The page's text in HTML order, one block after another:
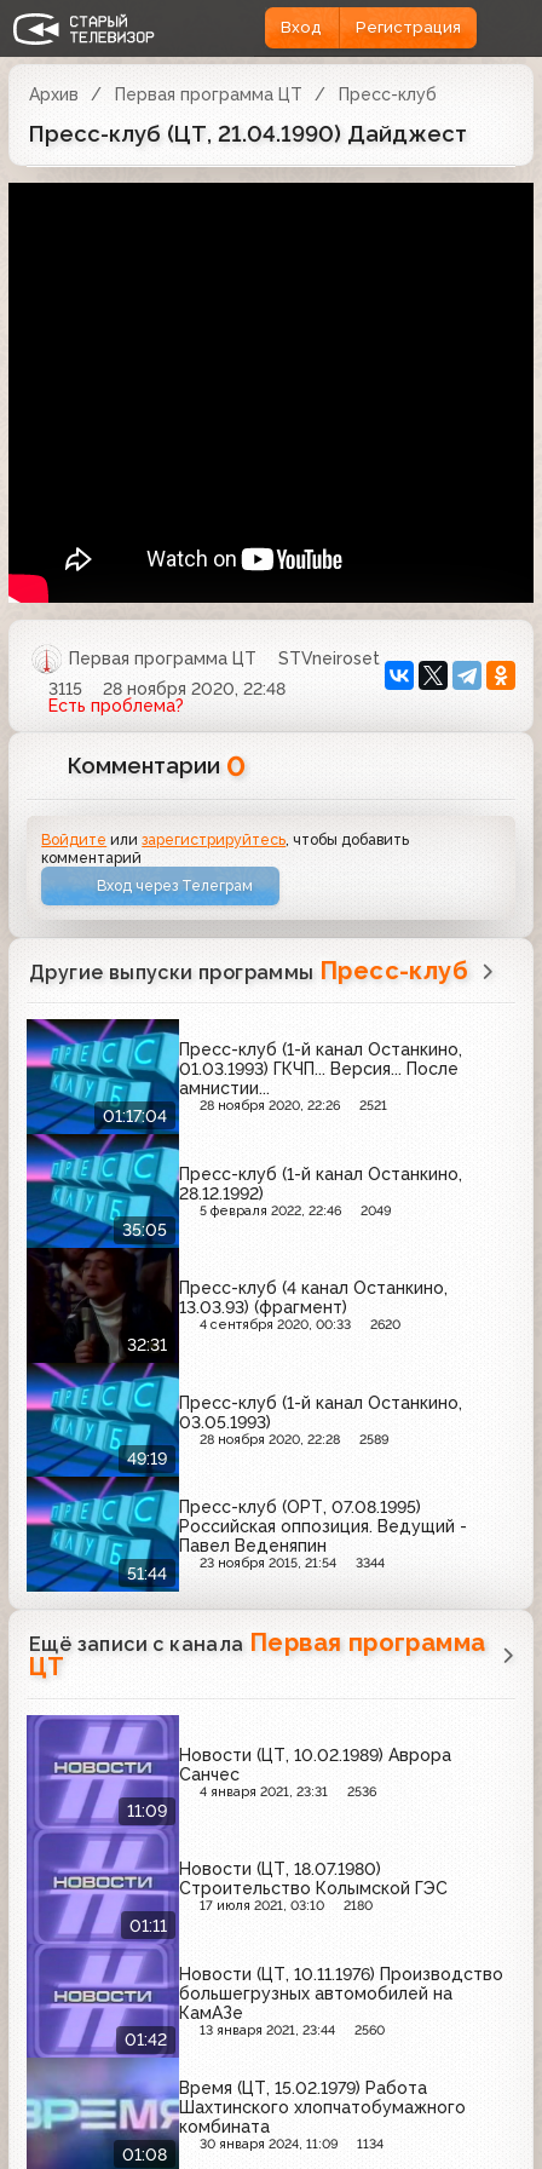
Вход Регистрация
Архив Первая программа ЦТ Пресс-клуб
Пресс-клуб (ЦТ, 21.04.1990) Дайджест
Первая программа ЦТ
STVneiroset
3115
28 ноября 2020, 22:48
Есть проблема?
Комментарии 0
Войдите илизарегистрируйтесь , чтобы добавить
комментарий
Вход через Телеграм
Другие выпуски программы Пресс-клуб
01:17:04
Пресс-клуб (1-й канал Останкино,
01.03.1993) ГКЧП... Версия... После
амнистии...
28 ноября 2020, 22:26 2521
35:05
Пресс-клуб (1-й канал Останкино,
28.12.1992)
5 февраля 2022, 22:46 2049
32:31
Пресс-клуб (4 канал Останкино,
13.03.93) (фрагмент)
4 сентября 2020, 00:33 2620
49:19
Пресс-клуб (1-й канал Останкино,
03.05.1993)
28 ноября 2020, 22:28 2589
51:44
Пресс-клуб (ОРТ, 07.08.1995)
Российская оппозиция. Ведущий -
Павел Веденяпин
23 ноября 2015, 21:54 3344
Ещё записи с канала Первая программа
ЦТ
11:09
Новости (ЦТ, 10.02.1989) Аврора
Санчес
4 января 2021, 23:31 2536
01:11
Новости (ЦТ, 18.07.1980)
Строительство Колымской ГЭС
17 июля 2021, 03:10 2180
01:42
Новости (ЦТ, 10.11.1976) Производство
большегрузных автомобилей на
КамАЗе
13 января 2021, 23:44 2560
01:08
Время (ЦТ, 15.02.1979) Работа
Шахтинского хлопчатобумажного
комбината
30 января 2024, 11:09 1134